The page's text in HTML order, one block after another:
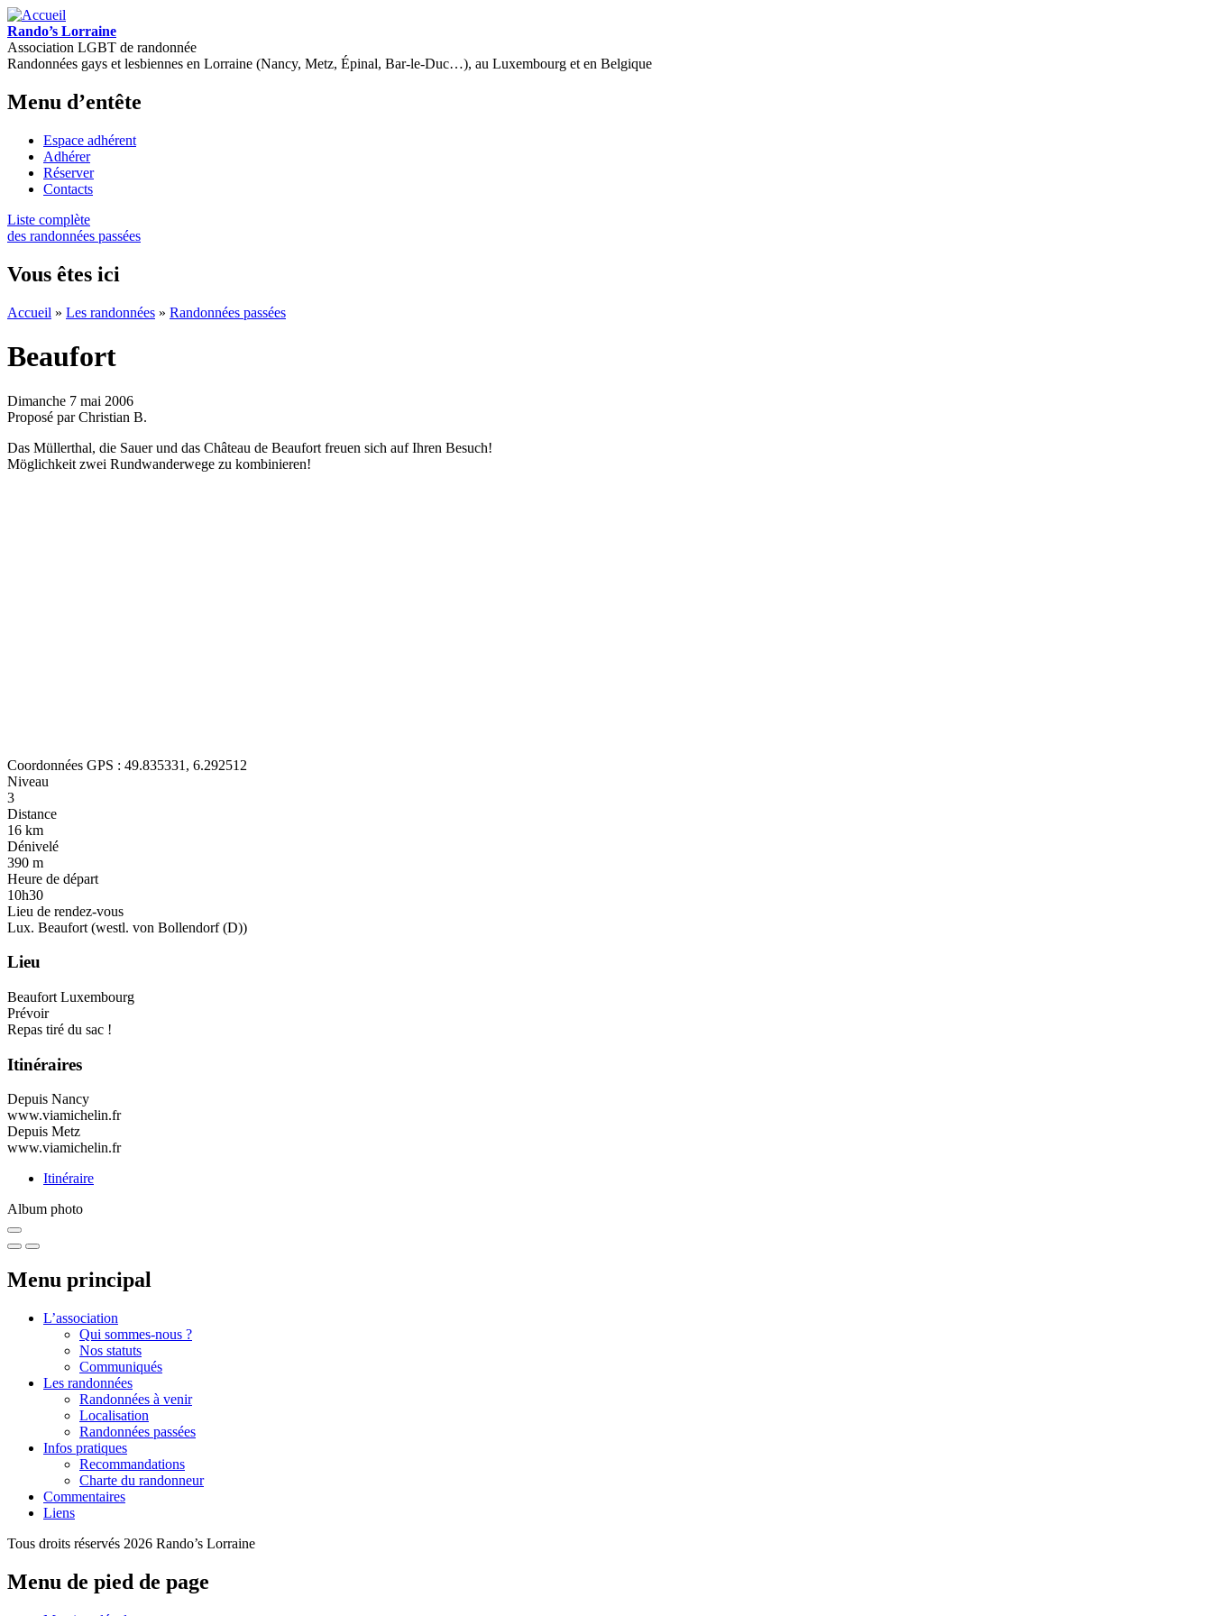
Rando’s Lorraine
Association LGBT de randonnée
Randonnées gays et lesbiennes en Lorraine (Nancy, Metz, Épinal, Bar-le-Duc…), au Luxembourg et en Belgique
Menu d’entête
Espace adhérent
Adhérer
Réserver
Contacts
Liste complète
des randonnées passées
Vous êtes ici
Accueil » Les randonnées » Randonnées passées
Beaufort
Dimanche 7 mai 2006
Proposé par Christian B.
Das Müllerthal, die Sauer und das Château de Beaufort freuen sich auf Ihren Besuch!
Möglichkeit zwei Rundwanderwege zu kombinieren!
Coordonnées GPS : 49.835331, 6.292512
Niveau
3
Distance
16 km
Dénivelé
390 m
Heure de départ
10h30
Lieu de rendez-vous
Lux. Beaufort (westl. von Bollendorf (D))
Lieu
Beaufort Luxembourg
Prévoir
Repas tiré du sac !
Itinéraires
Depuis Nancy
www.viamichelin.fr
Depuis Metz
www.viamichelin.fr
Itinéraire
Album photo
Menu principal
L’association
Qui sommes-nous ?
Nos statuts
Communiqués
Les randonnées
Randonnées à venir
Localisation
Randonnées passées
Infos pratiques
Recommandations
Charte du randonneur
Commentaires
Liens
Tous droits réservés 2026 Rando’s Lorraine
Menu de pied de page